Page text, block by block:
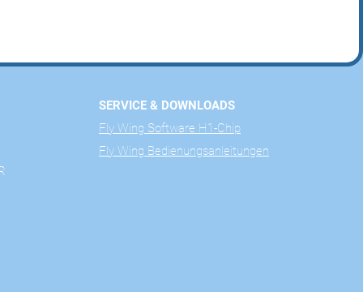
SERVICE & DOWNLOADS
Fly Wing Software H1-Chip
Fly Wing Bedienungsanleitungen